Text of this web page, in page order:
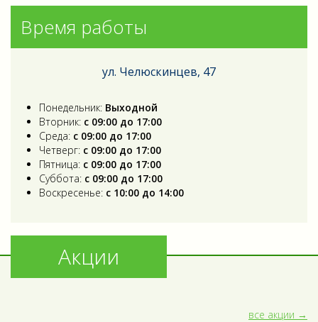
Время работы
ул. Челюскинцев, 47
Понедельник: Выходной
Вторник: с 09:00 до 17:00
Среда: с 09:00 до 17:00
Четверг: с 09:00 до 17:00
Пятница: с 09:00 до 17:00
Суббота: с 09:00 до 17:00
Воскресенье: с 10:00 до 14:00
Акции
все акции